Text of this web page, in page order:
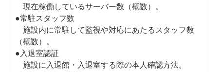
現在稼働しているサーバー数（概数）。
●常駐スタッフ数
施設内に常駐して監視や対応にあたるスタッフ数
（概数）。
●入退室認証
施設に入退館・入退室する際の本人確認方法。